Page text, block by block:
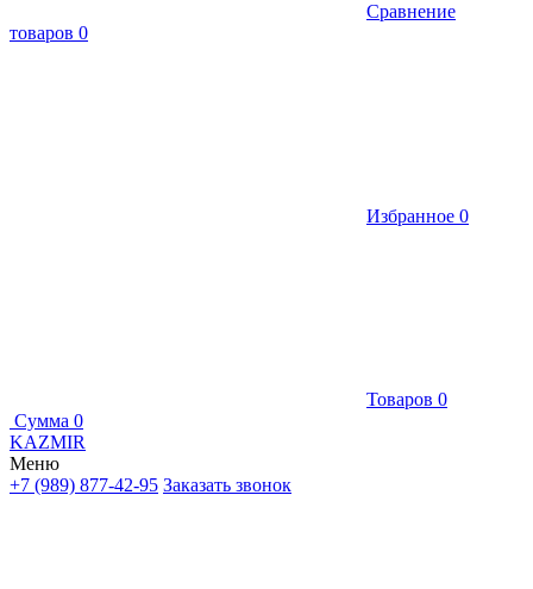
Сравнение
товаров 0
Избранное 0
Товаров 0
Сумма 0
KAZMIR
Меню
+7 (989) 877-42-95 Заказать звонок